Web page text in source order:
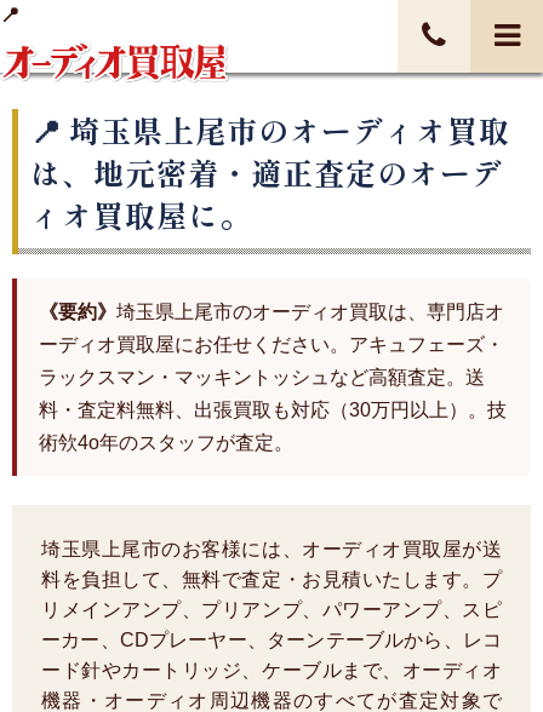
埼玉県上尾市のオーディオ買取
は、地元密着・適正査定のオーデ
ィオ買取屋に。
《要約》 埼玉県上尾市のオーディオ買取は、専門店オ
ーディオ買取屋にお任せください。アキュフェーズ・
ラックスマン・マッキントッシュなど高額査定。送
料・査定料無料、出張買取も対応（30万円以上）。技
術欦4o年のスタッフが査定。
埼玉県上尾市のお客様には、オーディオ買取屋が送
料を負担して、無料で査定・お見積いたします。プ
リメインアンプ、プリアンプ、パワーアンプ、スピ
ーカー、CDプレーヤー、ターンテーブルから、レコ
ード針やカートリッジ、ケーブルまで、オーディオ
機器・オーディオ周辺機器のすべてが査定対象で